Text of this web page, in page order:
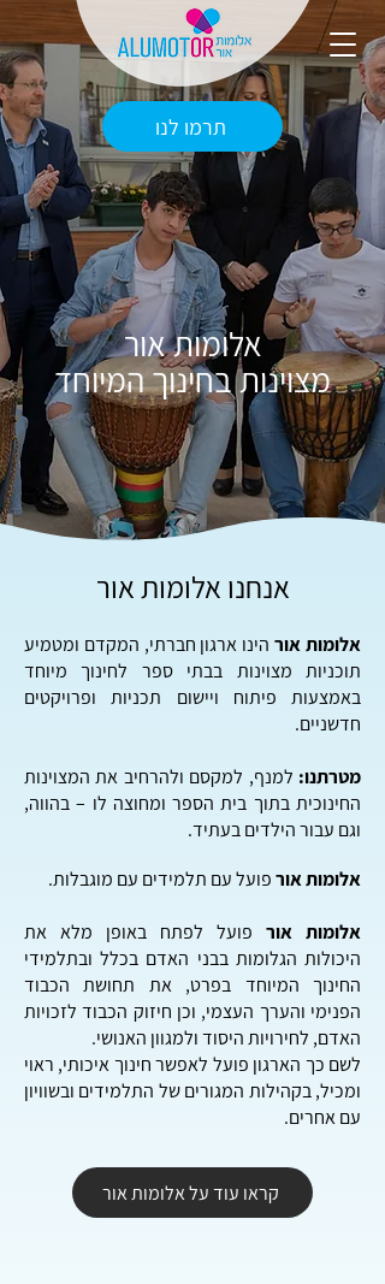
תרמו לנו
אלומות אור
מצוינות בחינוך המיוחד
אנחנו אלומות אור
אלומות אור הינו ארגון חברתי, המקדם ומטמיע
תוכניות מצוינות בבתי ספר לחינוך מיוחד
באמצעות פיתוח ויישום תכניות ופרויקטים
חדשניים.
מטרתנו: למנף, למקסם ולהרחיב את המצוינות
החינוכית בתוך בית הספר ומחוצה לו – בהווה,
וגם עבור הילדים בעתיד.
אלומות אורפועל עם תלמידים עם מוגבלות.
אלומות אור פועל לפתח באופן מלא את
היכולות הגלומות בבני האדם בכלל ובתלמידי
החינוך המיוחד בפרט, את תחושת הכבוד
הפנימי והערך העצמי, וכן חיזוק הכבוד לזכויות
האדם, לחירויות היסוד ולמגוון האנושי.
לשם כך הארגון פועל לאפשר חינוך איכותי, ראוי
ומכיל, בקהילות המגורים של התלמידים ובשוויון
עם אחרים.
קראו עוד על אלומות אור